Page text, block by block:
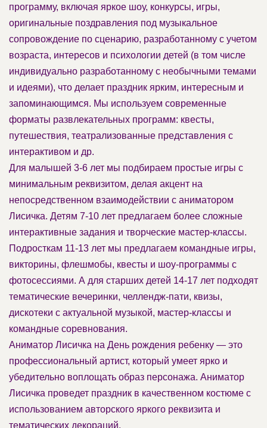
программу, включая яркое шоу, конкурсы, игры,
оригинальные поздравления под музыкальное
сопровождение по сценарию, разработанному с учетом
возраста, интересов и психологии детей (в том числе
индивидуально разработанному с необычными темами
и идеями), что делает праздник ярким, интересным и
запоминающимся. Мы используем современные
форматы развлекательных программ: квесты,
путешествия, театрализованные представления с
интерактивом и др.
Для малышей 3-6 лет мы подбираем простые игры с
минимальным реквизитом, делая акцент на
непосредственном взаимодействии с аниматором
Лисичка. Детям 7-10 лет предлагаем более сложные
интерактивные задания и творческие мастер-классы.
Подросткам 11-13 лет мы предлагаем командные игры,
викторины, флешмобы, квесты и шоу-программы с
фотосессиями. А для старших детей 14-17 лет подходят
тематические вечеринки, челлендж-пати, квизы,
дискотеки с актуальной музыкой, мастер-классы и
командные соревнования.
Аниматор Лисичка на День рождения ребенку — это
профессиональный артист, который умеет ярко и
убедительно воплощать образ персонажа. Аниматор
Лисичка проведет праздник в качественном костюме с
использованием авторского яркого реквизита и
тематических декораций.